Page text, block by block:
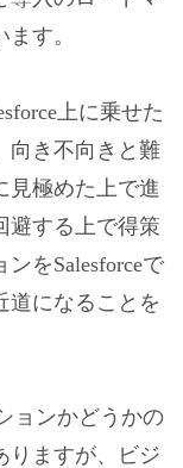
す。
上に乗せた
向き不向きと難
見極めた上で進
避する上で得策
をSalesforceで
道になることを
ョンかどうかの
りますが、ビジ